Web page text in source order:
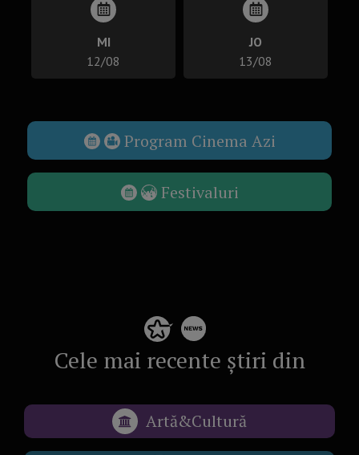
MI
12/08
JO
13/08
Program Cinema Azi
Festivaluri
Cele mai recente știri din
Artă&Cultură